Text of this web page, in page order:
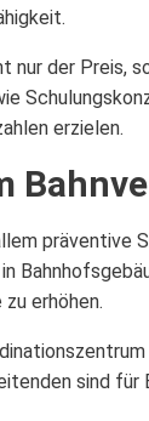
der Preis,
erzielen.
erhöhen.
sind